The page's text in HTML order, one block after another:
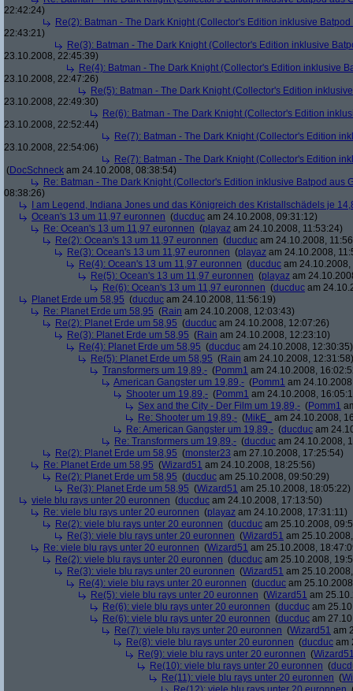
22:42:24)
Re(2): Batman - The Dark Knight (Collector's Edition inklusive
22:43:21)
Re(3): Batman - The Dark Knight (Collector's Edition inklusive
23.10.2008, 22:45:39)
Re(4): Batman - The Dark Knight (Collector's Edition inklusive
23.10.2008, 22:47:26)
Re(5): Batman - The Dark Knight (Collector's Edition
23.10.2008, 22:49:30)
Re(6): Batman - The Dark Knight (Collector's Edition
23.10.2008, 22:52:44)
Re(7): Batman - The Dark Knight (Collector's Edition
23.10.2008, 22:54:06)
Re(7): Batman - The Dark Knight (Collector's Edition
(DocSchneck am 24.10.2008, 08:38:54)
Re: Batman - The Dark Knight (Collector's Edition inklusive Batpod aus
08:38:26)
I am Legend, Indiana Jones und das Königreich des Kristallschädels je
Ocean's 13 um 11,97 euronnen (ducduc am 24.10.2008, 09:31:12)
Re: Ocean's 13 um 11,97 euronnen (playaz am 24.10.2008, 11:53:24)
Re(2): Ocean's 13 um 11,97 euronnen (ducduc am 24.10.2008,
Re(3): Ocean's 13 um 11,97 euronnen (playaz am 24.10.2008,
Re(4): Ocean's 13 um 11,97 euronnen (ducduc am
Re(5): Ocean's 13 um 11,97 euronnen (playaz am
Re(6): Ocean's 13 um 11,97 euronnen (ducduc am
Planet Erde um 58,95 (ducduc am 24.10.2008, 11:56:19)
Re: Planet Erde um 58,95 (Rain am 24.10.2008, 12:03:43)
Re(2): Planet Erde um 58,95 (ducduc am 24.10.2008, 12:07:26)
Re(3): Planet Erde um 58,95 (Rain am 24.10.2008, 12:23:10)
Re(4): Planet Erde um 58,95 (ducduc am 24.10.2008, 12:30:35)
Re(5): Planet Erde um 58,95 (Rain am 24.10.2008, 12:31:58)
Transformers um 19,89,- (Pomm1 am 24.10.2008,
American Gangster um 19,89,- (Pomm1 am
Shooter um 19,89,- (Pomm1 am 24.10.2008,
Sex and the City - Der Film um 19,89,- (Pomm1
Re: Shooter um 19,89,- (MikE_
am 24.10.2008,
Re: American Gangster um 19,89,- (ducduc am
Re: Transformers um 19,89,- (ducduc am 24.10.2008,
Re(2): Planet Erde um 58,95 (monster23 am 27.10.2008, 17:25:54)
Re: Planet Erde um 58,95 (Wizard51 am 24.10.2008, 18:25:56)
Re(2): Planet Erde um 58,95 (ducduc am 25.10.2008, 09:50:29)
Re(3): Planet Erde um 58,95 (Wizard51 am 25.10.2008, 18:05:22)
viele blu rays unter 20 euronnen (ducduc am 24.10.2008, 17:13:50)
Re: viele blu rays unter 20 euronnen (playaz am 24.10.2008, 17:31:11)
Re(2): viele blu rays unter 20 euronnen (ducduc am 25.10.2008,
Re(3): viele blu rays unter 20 euronnen (Wizard51 am
Re: viele blu rays unter 20 euronnen (Wizard51 am 25.10.2008,
Re(2): viele blu rays unter 20 euronnen (ducduc am 25.10.2008,
Re(3): viele blu rays unter 20 euronnen (Wizard51 am
Re(4): viele blu rays unter 20 euronnen (ducduc am
Re(5): viele blu rays unter 20 euronnen (Wizard51 am
Re(6): viele blu rays unter 20 euronnen (ducduc am
Re(6): viele blu rays unter 20 euronnen (ducduc am
Re(7): viele blu rays unter 20 euronnen (Wizard51 am
Re(8): viele blu rays unter 20 euronnen (ducduc am
Re(9): viele blu rays unter 20 euronnen (
Re(10): viele blu rays unter 20 euronnen (
Re(11): viele blu rays unter 20 euronnen (